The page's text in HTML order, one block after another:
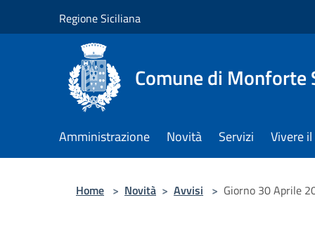
Regione Siciliana
Comune di Monforte
Amministrazione Novità Servizi Vivere
Home > Novità > Avvisi > Giorno 30 Aprile